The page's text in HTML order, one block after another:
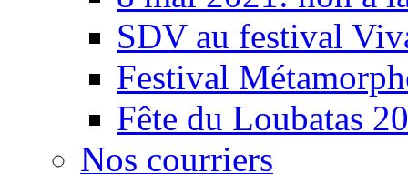
SDV au festival
Festival
Fête du Loubatas
Nos courriers